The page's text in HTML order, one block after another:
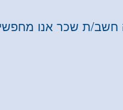
לוד, רחובות, יבנה
ה חשב/ת שכר אנו